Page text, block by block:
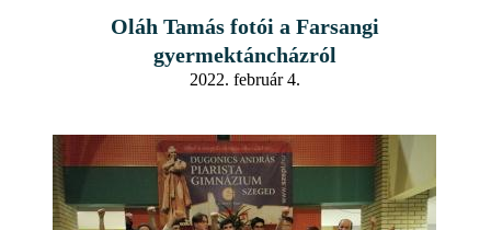
Oláh Tamás fotói a Farsangi
gyermektáncházról
2022. február 4.